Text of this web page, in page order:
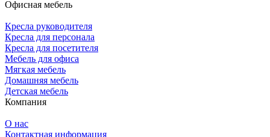
Офисная мебель
Кресла руководителя
Кресла для персонала
Кресла для посетителя
Мебель для офиса
Мягкая мебель
Домашняя мебель
Детская мебель
Компания
О нас
Контактная информация